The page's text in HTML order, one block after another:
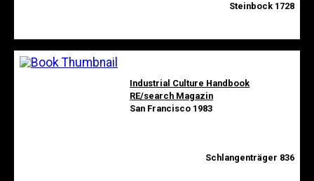
Steinbock 1728
Industrial Culture Handbook
RE/search Magazin
San Francisco 1983
Schlangenträger 836